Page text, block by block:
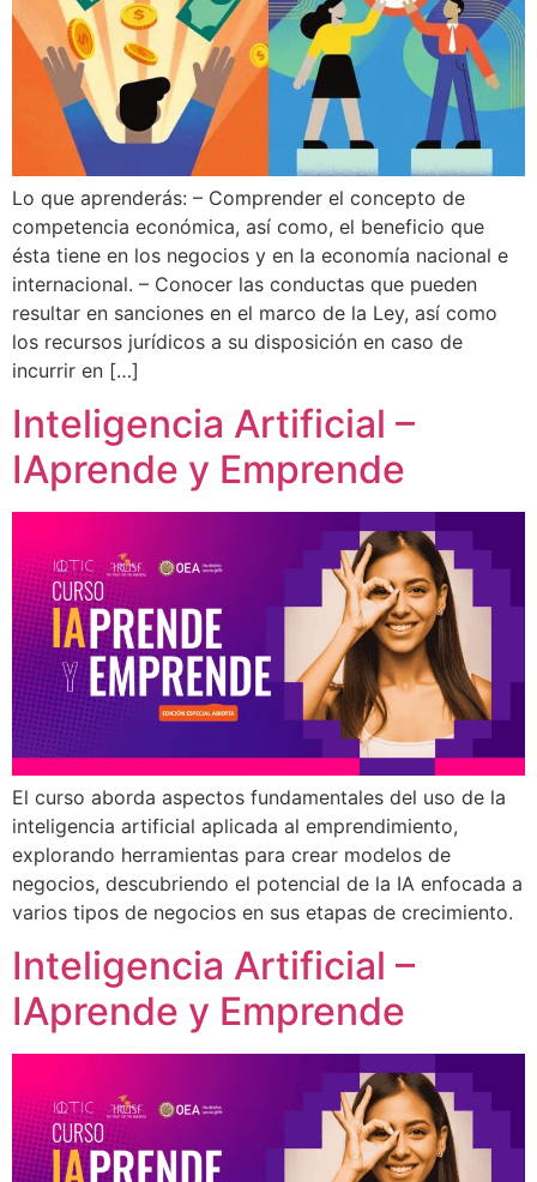
Lo que aprenderás: – Comprender el concepto de
competencia económica, así como, el beneficio que
ésta tiene en los negocios y en la economía nacional e
internacional. – Conocer las conductas que pueden
resultar en sanciones en el marco de la Ley, así como
los recursos jurídicos a su disposición en caso de
incurrir en […]
Inteligencia Artificial –
IAprende y Emprende
El curso aborda aspectos fundamentales del uso de la
inteligencia artificial aplicada al emprendimiento,
explorando herramientas para crear modelos de
negocios, descubriendo el potencial de la IA enfocada a
varios tipos de negocios en sus etapas de crecimiento.
Inteligencia Artificial –
IAprende y Emprende